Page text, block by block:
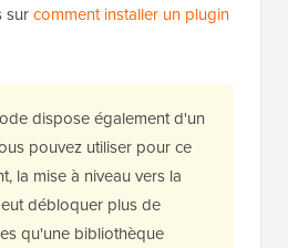
surcomment installer un plugin
dispose également d'un
pouvez utiliser pour ce
la mise à niveau vers la
débloquer plus de
qu'une bibliothèque